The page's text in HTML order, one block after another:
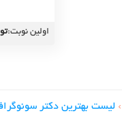
اولین نوبت:
› لیست بهترین دکتر